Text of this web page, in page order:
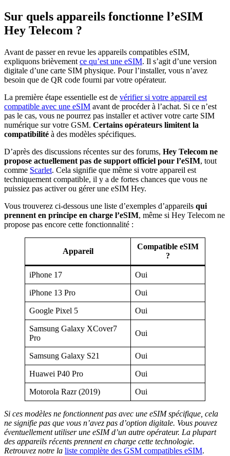
Sur quels appareils fonctionne l’eSIM
Hey Telecom ?
Avant de passer en revue les appareils compatibles eSIM,
expliquons brièvement ce qu’est une eSIM. Il s’agit d’une version
digitale d’une carte SIM physique. Pour l’installer, vous n’avez
besoin que de QR code fourni par votre opérateur.
La première étape essentielle est de vérifier si votre appareil est
compatible avec une eSIM avant de procéder à l’achat. Si ce n’est
pas le cas, vous ne pourrez pas installer et activer votre carte SIM
numérique sur votre GSM. Certains opérateurs limitent la
compatibilité à des modèles spécifiques.
D’après des discussions récentes sur des forums, Hey Telecom ne
propose actuellement pas de support officiel pour l’eSIM, tout
comme Scarlet. Cela signifie que même si votre appareil est
techniquement compatible, il y a de fortes chances que vous ne
puissiez pas activer ou gérer une eSIM Hey.
Vous trouverez ci-dessous une liste d’exemples d’appareils qui
prennent en principe en charge l’eSIM, même si Hey Telecom ne
propose pas encore cette fonctionnalité :
Appareil
Compatible eSIM
?
iPhone 17 Oui
iPhone 13 Pro Oui
Google Pixel 5 Oui
Samsung Galaxy XCover7
Pro
Oui
Samsung Galaxy S21 Oui
Huawei P40 Pro Oui
Motorola Razr (2019) Oui
Si ces modèles ne fonctionnent pas avec une eSIM spécifique, cela
ne signifie pas que vous n’avez pas d’option digitale. Vous pouvez
éventuellement utiliser une eSIM d’un autre opérateur. La plupart
des appareils récents prennent en charge cette technologie.
Retrouvez notre la liste complète des GSM compatibles eSIM.